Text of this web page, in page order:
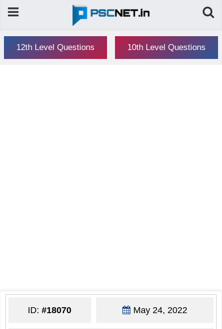
12th Level Questions 10th Level Questions
ID:#18070 May 24, 2022